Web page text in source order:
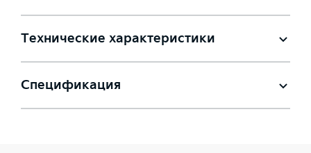
Технические характеристики
Спецификация